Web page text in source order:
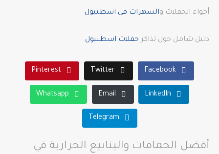
أجواء الحفلات والسهرات في اسطنبول
دليل شامل حول تذاكر حفلات اسطنبول
Facebook
Twitter
Pinterest
LinkedIn
Email
Whatsapp
Telegram
أفضل الحمامات والينابيع الحرارية في